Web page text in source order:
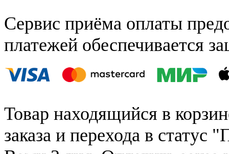
Сервис приёма оплаты
платежей обеспечивается
Товар находящийся в
заказа и перехода в статус